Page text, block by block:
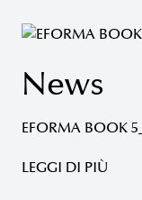
News
EFORMA BOOK
LEGGI DI PIÙ